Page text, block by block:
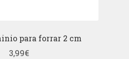
para forrar 2 cm
3,99€